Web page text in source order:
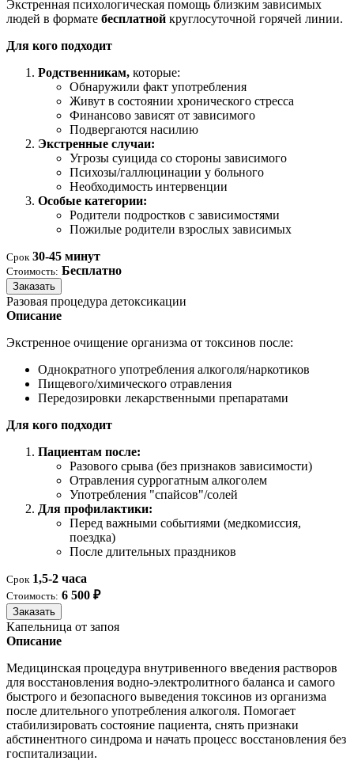
Экстренная психологическая помощь близким зависимых
людей в формате бесплатной круглосуточной горячей линии.
Для кого подходит
Родственникам, которые:
Обнаружили факт употребления
Живут в состоянии хронического стресса
Финансово зависят от зависимого
Подвергаются насилию
Экстренные случаи:
Угрозы суицида со стороны зависимого
Психозы/галлюцинации у больного
Необходимость интервенции
Особые категории:
Родители подростков с зависимостями
Пожилые родители взрослых зависимых
Срок 30-45 минут
Стоимость: Бесплатно
Заказать
Разовая процедура детоксикации
Описание
Экстренное очищение организма от токсинов после:
Однократного употребления алкоголя/наркотиков
Пищевого/химического отравления
Передозировки лекарственными препаратами
Для кого подходит
Пациентам после:
Разового срыва (без признаков зависимости)
Отравления суррогатным алкоголем
Употребления "спайсов"/солей
Для профилактики:
Перед важными событиями (медкомиссия,
поездка)
После длительных праздников
Срок 1,5-2 часа
Стоимость: 6 500 ₽
Заказать
Капельница от запоя
Описание
Медицинская процедура внутривенного введения растворов
для восстановления водно-электролитного баланса и самого
быстрого и безопасного выведения токсинов из организма
после длительного употребления алкоголя. Помогает
стабилизировать состояние пациента, снять признаки
абстинентного синдрома и начать процесс восстановления без
госпитализации.